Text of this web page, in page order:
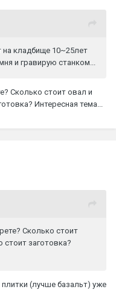
на кладбище 10~25лет
и гравирую станком...
Сколько стоит овал и
Интересная тема...
Сколько стоит
стоит заготовка?
(лучше базальт) уже